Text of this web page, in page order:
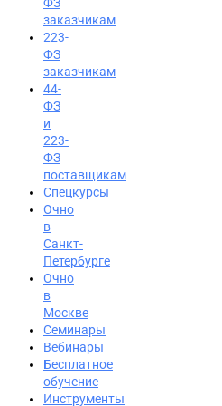
Вход на портал
8 (800) 200-24-26
заказчикам
223-
ФЗ
заказчикам
44-
ФЗ
и
223-
ФЗ
поставщикам
Спецкурсы
Очно
в
Санкт-
Петербурге
Очно
в
Москве
Семинары
Вебинары
Бесплатное
обучение
Инструменты